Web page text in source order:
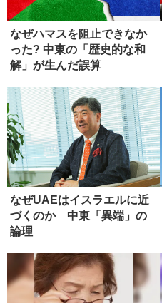
なぜハマスを阻止できなか
った? 中東の「歴史的な和
解」が生んだ誤算
なぜUAEはイスラエルに近
づくのか 中東「異端」の
論理